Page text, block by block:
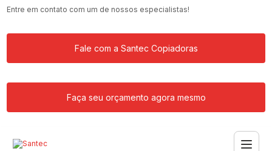
Entre em contato com um de nossos especialistas!
Fale com a Santec Copiadoras
Faça seu orçamento agora mesmo